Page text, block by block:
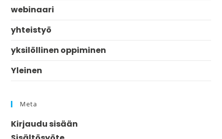
webinaari
yhteistyö
yksilöllinen oppiminen
Yleinen
Meta
Kirjaudu sisään